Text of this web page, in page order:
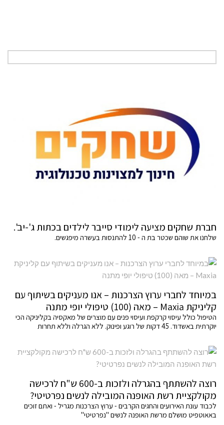
חברת שחקים מציעה לימודי סייבר לילדים בכתות ג'-יב'.
שלחנו את שוהם שכטר בת ה - 10 להתנסות בעשרה מיפגשים.
במיוחד לחברי ערוץ הצרכנות – אנו מעניקים בשיתוף עם
קליניקת Maxia – מאה (100) טיפולי יופי מתנה
הטיפול כולל עיסוי קרקפת ועיסוי פנים עם מוצרים של מאקסיה בקליניקה הכי
יוקרתית באשדוד. 45 דקות של רוגע ופינוק. ללא הגרלה וללא תחרות
רוצה להשתתף בהגרלה ולזכות ב-600 ש"ח לרכישה
מקולקציית רשת האופנה המובילה לנשים נפרטיטי?
לכבוד עונת האירועים והחגים הקרבים - ערוץ הצרכנות מגריל - ואתם זוכים
באאוטפיט מושלם מרשת האופנה לנשים "נפרטיטי"